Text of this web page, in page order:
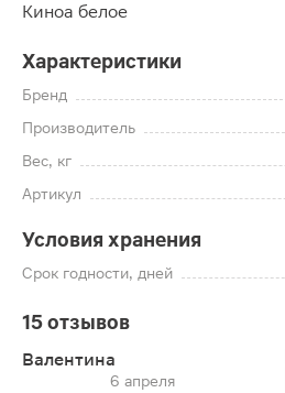
Киноа белое
Характеристики
Бренд
Производитель
Вес, кг
Артикул
Условия хранения
Срок годности, дней
15 отзывов
Валентина
6 апреля